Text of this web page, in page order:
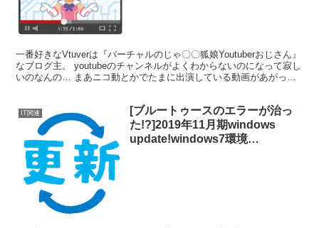
一番好きなVtuverは『バーチャルのじゃ〇〇狐娘Youtuberおじさん』
なブログ主。 youtubeのチャンネルがよくわからないのになって寂し
いのなんの… まあニコ動とかでたまに出演している動画があがって
IT関連
[ブルートゥースのエラーが治っ
た!?]2019年11月期windows
update!windows7環境